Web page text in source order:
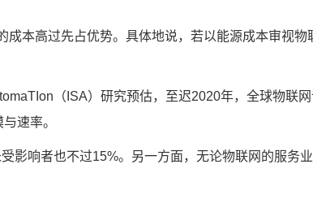
本高过先占优势。具体地说，若以能源成本审视物
（ISA）研究预估，至迟2020年，全球物联
速率。
影响者也不过15%。另一方面，无论物联网的服务